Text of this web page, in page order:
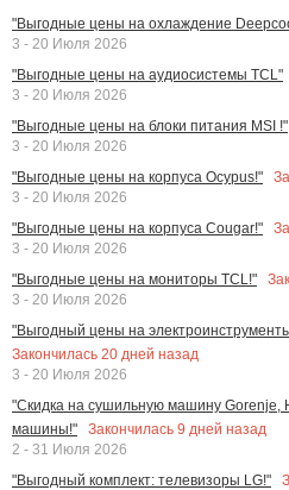
"Выгодные цены на охлаждение
3 - 20 Июля 2026
"Выгодные цены на аудиосистемы TCL"
3 - 20 Июля 2026
"Выгодные цены на блоки питания MSI !"
3 - 20 Июля 2026
"Выгодные цены на корпуса Ocypus!"
3 - 20 Июля 2026
"Выгодные цены на корпуса Cougar!"
3 - 20 Июля 2026
"Выгодные цены на мониторы TCL!"
3 - 20 Июля 2026
"Выгодный цены на
Закончилась 20 дней назад
3 - 20 Июля 2026
"Скидка на сушильную машину Gorenje,
машины!"
Закончилась 9 дней назад
2 - 31 Июля 2026
"Выгодный комплект: телевизоры LG!"